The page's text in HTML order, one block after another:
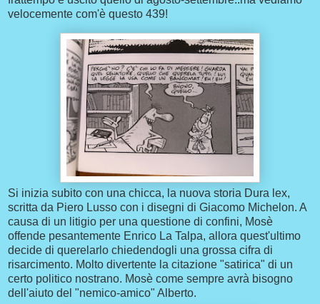
velocemente com'è questo 439!
Si inizia subito con una chicca, la nuova storia Dura lex,
scritta da Piero Lusso con i disegni di Giacomo Michelon. A
causa di un litigio per una questione di confini, Mosè
offende pesantemente Enrico La Talpa, allora quest'ultimo
decide di querelarlo chiedendogli una grossa cifra di
risarcimento. Molto divertente la citazione "satirica" di un
certo politico nostrano. Mosè come sempre avrà bisogno
dell'aiuto del "nemico-amico" Alberto.